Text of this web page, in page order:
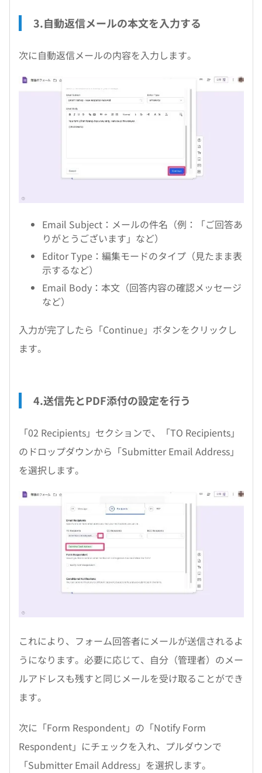
3.自動返信メールの本文を入力する
次に自動返信メールの内容を入力します。
Email Subject：メールの件名（例：「ご回答あ
りがとうございます」など）
Editor Type：編集モードのタイプ（見たまま表
示するなど）
Email Body：本文（回答内容の確認メッセージ
など）
入力が完了したら「Continue」ボタンをクリックし
ます。
4.送信先とPDF添付の設定を行う
「02 Recipients」セクションで、「TO Recipients」
のドロップダウンから「Submitter Email Address」
を選択します。
これにより、フォーム回答者にメールが送信されるよ
うになります。必要に応じて、自分（管理者）のメー
ルアドレスも残すと同じメールを受け取ることができ
ます。
次に「Form Respondent」の「Notify Form
Respondent」にチェックを入れ、プルダウンで
「Submitter Email Address」を選択します。